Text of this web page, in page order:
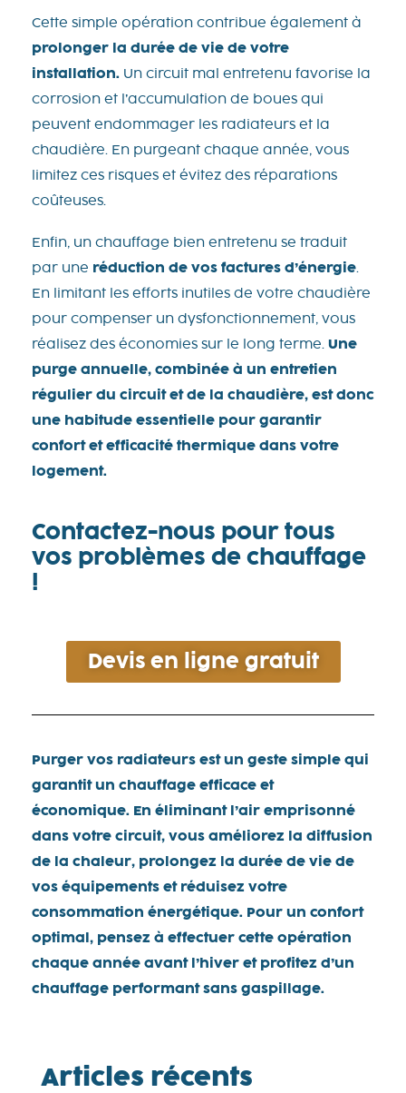
Cette simple opération contribue également à
prolonger la durée de vie de votre
installation. Un circuit mal entretenu favorise la
corrosion et l’accumulation de boues qui
peuvent endommager les radiateurs et la
chaudière. En purgeant chaque année, vous
limitez ces risques et évitez des réparations
coûteuses.
Enfin, un chauffage bien entretenu se traduit
par une réduction de vos factures d’énergie.
En limitant les efforts inutiles de votre chaudière
pour compenser un dysfonctionnement, vous
réalisez des économies sur le long terme. Une
purge annuelle, combinée à un entretien
régulier du circuit et de la chaudière, est donc
une habitude essentielle pour garantir
confort et efficacité thermique dans votre
logement.
Contactez-nous pour tous
vos problèmes de chauffage
!
Devis en ligne gratuit
Purger vos radiateurs est un geste simple qui
garantit un chauffage efficace et
économique. En éliminant l’air emprisonné
dans votre circuit, vous améliorez la diffusion
de la chaleur, prolongez la durée de vie de
vos équipements et réduisez votre
consommation énergétique. Pour un confort
optimal, pensez à effectuer cette opération
chaque année avant l’hiver et profitez d’un
chauffage performant sans gaspillage.
Articles récents